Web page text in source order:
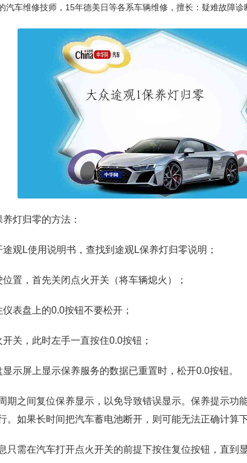
灯归零的方法：
观L使用说明书，查找到途观L保养灯归零说明；
置，首先关闭点火开关（将车辆熄火）；
表盘上的0.0按钮不要松开；
关，此时左手一直按住0.0按钮；
示屏上显示保养服务的数据已重置时，松开0.0按钮。
期之间复位保养显示，以免导致错误显示。保养提示功
。如果长时间把汽车蓄电池断开，则可能无法正确计算
只需在汽车打开点火开关的前提下按住复位按钮，直到